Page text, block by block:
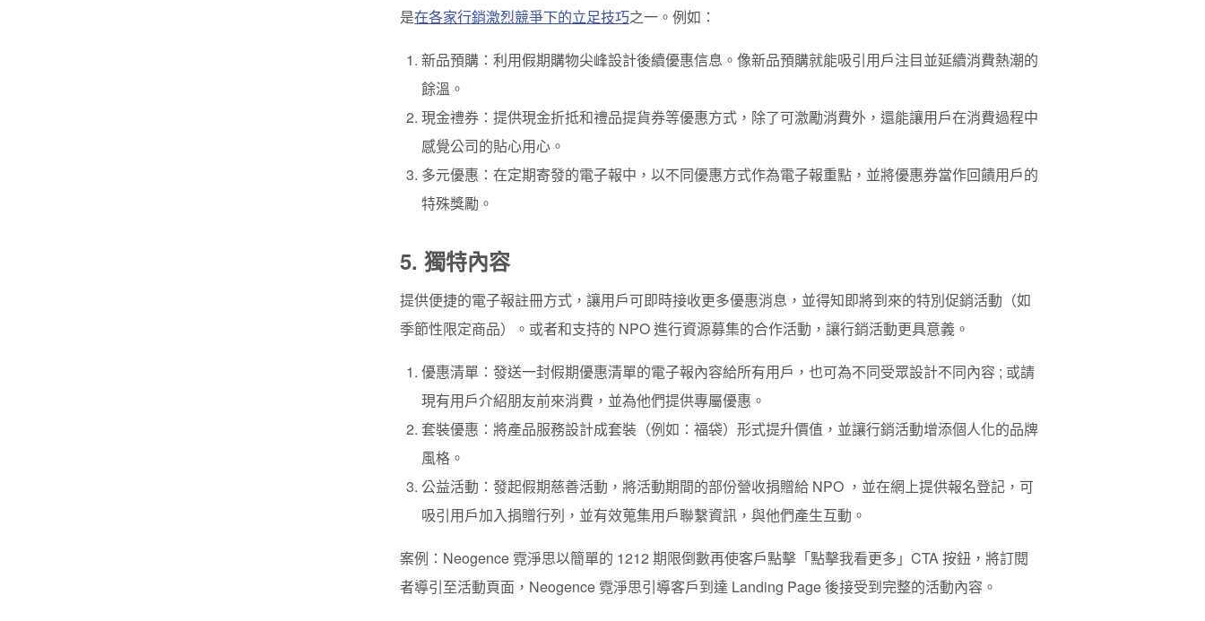
是在各家行銷激烈競爭下的立足技巧之一。例如：
新品預購：利用假期購物尖峰設計後續優惠信息。像新品預購就能吸引用戶注目並延續消費熱潮的
餘溫。
現金禮券：提供現金折抵和禮品提貨券等優惠方式，除了可激勵消費外，還能讓用戶在消費過程中
感覺公司的貼心用心。
多元優惠：在定期寄發的電子報中，以不同優惠方式作為電子報重點，並將優惠券當作回饋用戶的
特殊獎勵。
5. 獨特內容
提供便捷的電子報註冊方式，讓用戶可即時接收更多優惠消息，並得知即將到來的特別促銷活動（如
季節性限定商品）。或者和支持的 NPO 進行資源募集的合作活動，讓行銷活動更具意義。
優惠清單：發送一封假期優惠清單的電子報內容給所有用戶，也可為不同受眾設計不同內容 ; 或請
現有用戶介紹朋友前來消費，並為他們提供專屬優惠。
套裝優惠：將產品服務設計成套裝（例如：福袋）形式提升價值，並讓行銷活動增添個人化的品牌
風格。
公益活動：發起假期慈善活動，將活動期間的部份營收捐贈給 NPO ，並在網上提供報名登記，可
吸引用戶加入捐贈行列，並有效蒐集用戶聯繫資訊，與他們產生互動。
案例：Neogence 霓淨思以簡單的 1212 期限倒數再使客戶點擊「點擊我看更多」CTA 按鈕，將訂閱
者導引至活動頁面，Neogence 霓淨思引導客戶到達 Landing Page 後接受到完整的活動內容。